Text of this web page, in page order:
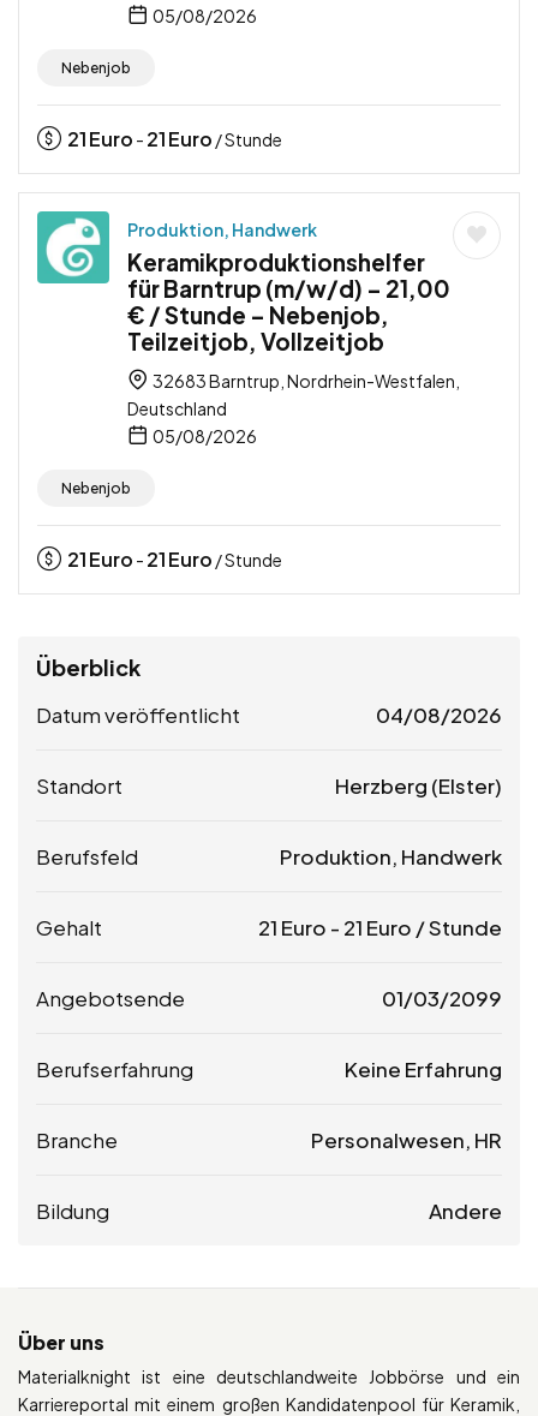
05/08/2026
Nebenjob
21Euro - 21Euro / Stunde
Produktion, Handwerk
Keramikproduktionshelfer
für Barntrup (m/w/d) – 21,00
€ / Stunde – Nebenjob,
Teilzeitjob, Vollzeitjob
32683 Barntrup, Nordrhein-Westfalen,
Deutschland
05/08/2026
Nebenjob
21Euro - 21Euro / Stunde
Überblick
Datum veröffentlicht 04/08/2026
Standort Herzberg (Elster)
Berufsfeld Produktion, Handwerk
Gehalt 21 Euro - 21 Euro / Stunde
Angebotsende 01/03/2099
Berufserfahrung Keine Erfahrung
Branche Personalwesen, HR
Bildung Andere
Über uns
Materialknight ist eine deutschlandweite Jobbörse und ein
Karriereportal mit einem großen Kandidatenpool für Keramik,